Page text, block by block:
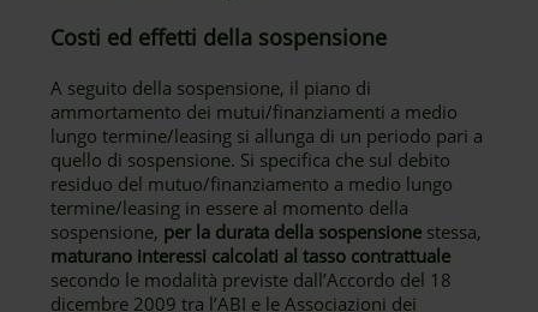
Costi ed effetti della sospensione
A seguito della sospensione, il piano di
ammortamento dei mutui/finanziamenti a medio
lungo termine/leasing si allunga di un periodo pari a
quello di sospensione. Si specifica che sul debito
residuo del mutuo/finanziamento a medio lungo
termine/leasing in essere al momento della
sospensione, per la durata della sospensione stessa,
maturano interessi calcolati al tasso contrattuale
secondo le modalità previste dall’Accordo del 18
dicembre 2009 tra l’ABI e le Associazioni dei